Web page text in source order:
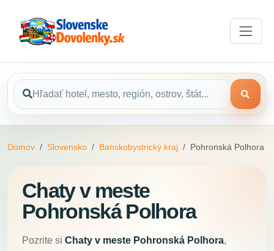
Domov Slovensko Banskobystrický kraj Pohronská Polhora
Chaty v meste
Pohronská Polhora
Pozrite si Chaty v meste Pohronská Polhora,